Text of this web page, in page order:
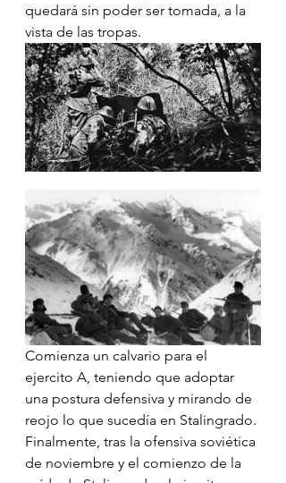
quedará sin poder ser tomada, a la
vista de las tropas.
Comienza un calvario para el
ejercito A, teniendo que adoptar
una postura defensiva y mirando de
reojo lo que sucedía en Stalingrado.
Finalmente, tras la ofensiva soviética
de noviembre y el comienzo de la